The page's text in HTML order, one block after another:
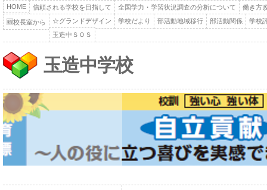
HOME 信頼される学校を目指して 全国学力・学習状況調査の分析について 働き方
🆕校長室から ☆グランドデザイン 学校だより 部活動地域移行 部活動関係
学校
玉造中ＳＯＳ
玉造中学校